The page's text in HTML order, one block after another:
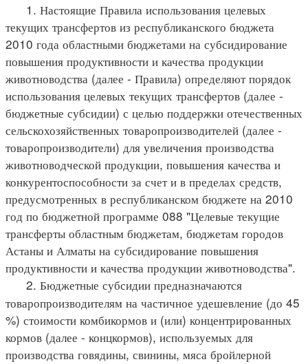
1. Настоящие Правила использования целевых
текущих трансфертов из республиканского бюджета
2010 года областными бюджетами на субсидирование
повышения продуктивности и качества продукции
животноводства (далее - Правила) определяют порядок
использования целевых текущих трансфертов (далее -
бюджетные субсидии) с целью поддержки отечественных
сельскохозяйственных товаропроизводителей (далее -
товаропроизводители) для увеличения производства
животноводческой продукции, повышения качества и
конкурентоспособности за счет и в пределах средств,
предусмотренных в республиканском бюджете на 2010
год по бюджетной программе 088 "Целевые текущие
трансферты областным бюджетам, бюджетам городов
Астаны и Алматы на субсидирование повышения
продуктивности и качества продукции животноводства".
2. Бюджетные субсидии предназначаются
товаропроизводителям на частичное удешевление (до 45
%) стоимости комбикормов и (или) концентрированных
кормов (далее - концкормов), используемых для
производства говядины, свинины, мяса бройлерной